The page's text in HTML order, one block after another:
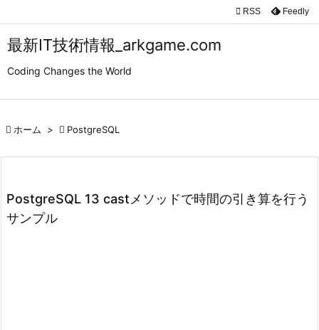
最新IT技術情報_arkgame.com
Coding Changes the World


検索
 RSS Feedly
 ホーム >  PostgreSQL
PostgreSQL 13 castメソッドで時間の引き算を行う
サンプル